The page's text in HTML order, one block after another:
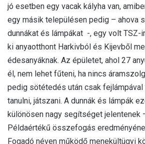
jó esetben egy vacak kályha van,
egy másik településen pedig – ahova
dunnákat és lámpákat -, egy volt TSZ-
ki anyaotthont Harkivból és Kijevből
édesanyáknak. Az épületet, ahol 27
él, nem lehet fűteni, ha nincs
pedig sötétedés után csak fejlámpával
tanulni, játszani. A dunnák és lámpák
különösen nagy segítséget jelentenek
Példaértékű összefogás
Fogadó néven működő menekültügyi